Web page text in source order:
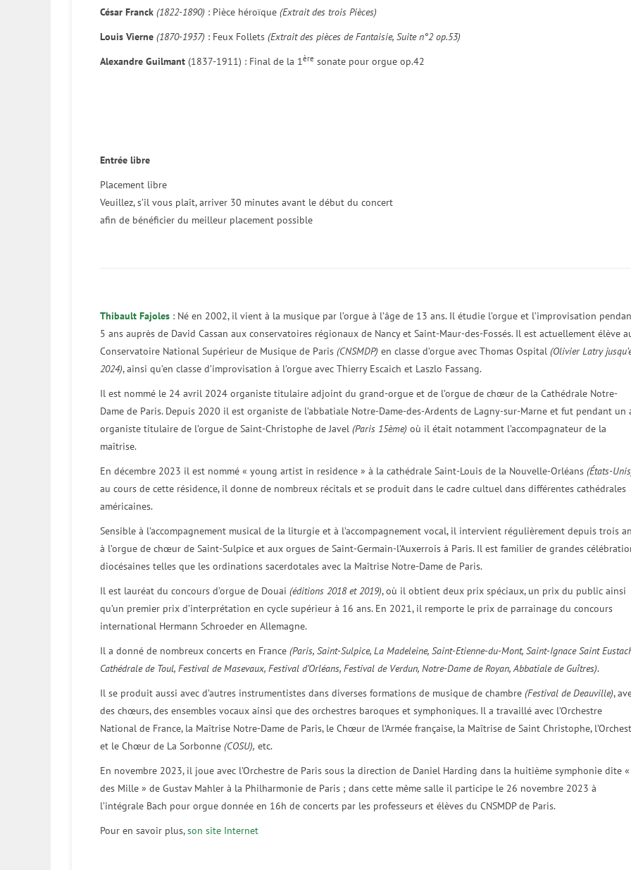
César Franck (1822-1890) : Pièce héroïque (Extrait des trois Pièces)
Louis Vierne (1870-1937) : Feux Follets (Extrait des pièces de Fantaisie, Suite n°2 op.53)
Alexandre Guilmant (1837-1911) : Final de la 1ère sonate pour orgue op.42
Entrée libre
Placement libre
Veuillez, s’il vous plaît, arriver 30 minutes avant le début du concert
afin de bénéficier du meilleur placement possible
Thibault Fajoles : Né en 2002, il vient à la musique par l’orgue à l’âge de 13 ans. Il étudie l’orgue et l’improvisation
5 ans auprès de David Cassan aux conservatoires régionaux de Nancy et Saint-Maur-des-Fossés. Il est actuellement élève
Conservatoire National Supérieur de Musique de Paris (CNSMDP) en classe d’orgue avec Thomas Ospital (Olivier Latry
2024), ainsi qu’en classe d’improvisation à l’orgue avec Thierry Escaich et Laszlo Fassang.
Il est nommé le 24 avril 2024 organiste titulaire adjoint du grand-orgue et de l’orgue de chœur de la Cathédrale Notre-
Dame de Paris. Depuis 2020 il est organiste de l’abbatiale Notre-Dame-des-Ardents de Lagny-sur-Marne et fut pendant un
organiste titulaire de l’orgue de Saint-Christophe de Javel (Paris 15ème) où il était notamment l’accompagnateur de la
maîtrise.
En décembre 2023 il est nommé « young artist in residence » à la cathédrale Saint-Louis de la Nouvelle-Orléans (États-
au cours de cette résidence, il donne de nombreux récitals et se produit dans le cadre cultuel dans différentes cathédrales
américaines.
Sensible à l’accompagnement musical de la liturgie et à l’accompagnement vocal, il intervient régulièrement depuis trois
à l’orgue de chœur de Saint-Sulpice et aux orgues de Saint-Germain-l’Auxerrois à Paris. Il est familier de grandes
diocésaines telles que les ordinations sacerdotales avec la Maîtrise Notre-Dame de Paris.
Il est lauréat du concours d’orgue de Douai (éditions 2018 et 2019), où il obtient deux prix spéciaux, un prix du public ainsi
qu’un premier prix d’interprétation en cycle supérieur à 16 ans. En 2021, il remporte le prix de parrainage du concours
international Hermann Schroeder en Allemagne.
Il a donné de nombreux concerts en France (Paris, Saint-Sulpice, La Madeleine, Saint-Etienne-du-Mont, Saint-Ignace Saint
Cathédrale de Toul, Festival de Masevaux, Festival d’Orléans, Festival de Verdun, Notre-Dame de Royan, Abbatiale de Guîtres).
Il se produit aussi avec d’autres instrumentistes dans diverses formations de musique de chambre (Festival de Deauville),
des chœurs, des ensembles vocaux ainsi que des orchestres baroques et symphoniques. Il a travaillé avec l’Orchestre
National de France, la Maîtrise Notre-Dame de Paris, le Chœur de l’Armée française, la Maîtrise de Saint Christophe,
et le Chœur de La Sorbonne (COSU), etc.
En novembre 2023, il joue avec l’Orchestre de Paris sous la direction de Daniel Harding dans la huitième symphonie dite «
des Mille » de Gustav Mahler à la Philharmonie de Paris ; dans cette même salle il participe le 26 novembre 2023 à
l’intégrale Bach pour orgue donnée en 16h de concerts par les professeurs et élèves du CNSMDP de Paris.
Pour en savoir plus,son site Internet